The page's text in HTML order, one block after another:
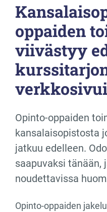
oppaiden
viivästyy
Opinto-oppaiden
kansalaisopistosta
jatkuu edelleen.
saapuvaksi tänään,
noudettavissa
Opinto-oppaiden